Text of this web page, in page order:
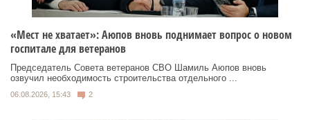
«Мест не хватает»: Аюпов вновь поднимает вопрос о новом
госпитале для ветеранов
Председатель Совета ветеранов СВО Шамиль Аюпов вновь
озвучил необходимость строительства отдельного ...
06.08.2026, 15:43 2